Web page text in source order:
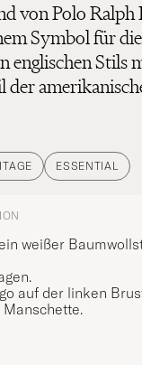
von Polo Ralph
Symbol für
englischen Stils
der
ESSENTIAL
weißer
auf der linken
Manschette.